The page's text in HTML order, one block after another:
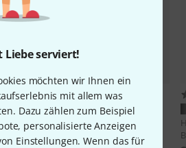
Liebe serviert!
möchten wir Ihnen ein
mit allem was
Dazu zählen zum Beispiel
personalisierte Anzeigen
Einstellungen. Wenn das für
12
PASST GARANTIERT
HK AudioCover L SUB 1800A
65 €